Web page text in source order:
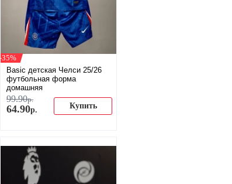
-35%
Basic детская Челси 25/26
футбольная форма
домашняя
99.90р.
64.90р. Купить